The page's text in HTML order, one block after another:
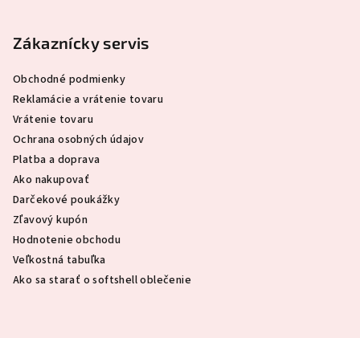
Zákaznícky servis
Obchodné podmienky
Reklamácie a vrátenie tovaru
Vrátenie tovaru
Ochrana osobných údajov
Platba a doprava
Ako nakupovať
Darčekové poukážky
Zľavový kupón
Hodnotenie obchodu
Veľkostná tabuľka
Ako sa starať o softshell oblečenie